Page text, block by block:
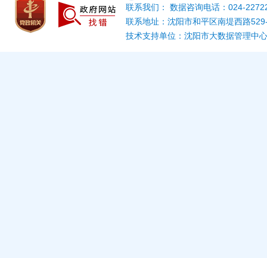
联系我们： 数据咨询电话：024-
联系地址：沈阳市和平区南堤西路
技术支持单位：沈阳市大数据管理中